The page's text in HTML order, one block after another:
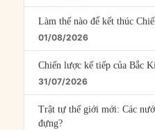
Làm thế nào để kết thúc
01/08/2026
Chiến lược kế tiếp của Bắc
31/07/2026
Trật tự thế giới mới: Các
đựng?